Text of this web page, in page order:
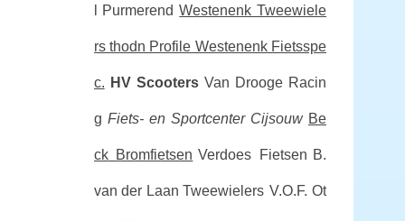
l Purmerend Westenenk Tweewiele
rs thodn Profile Westenenk Fietsspe
c. HV Scooters Van Drooge Racin
g Fiets- en Sportcenter Cijsouw Be
ck Bromfietsen Verdoes Fietsen B.
van der Laan Tweewielers V.O.F. Ot